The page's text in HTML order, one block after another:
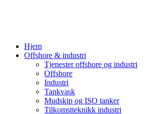
Hjem
Offshore & industri
Tjenester offshore og industri
Offshore
Industri
Tankvask
Mudskip og ISO tanker
Tilkomstteknikk industri